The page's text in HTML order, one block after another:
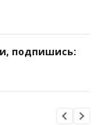
подпишись: